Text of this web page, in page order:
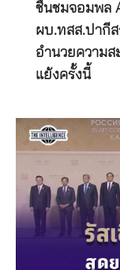
ชื่นชมจอมพล
ผบ.ทสส.ปากี
อำนวยความส
แย้งครั้งนี้